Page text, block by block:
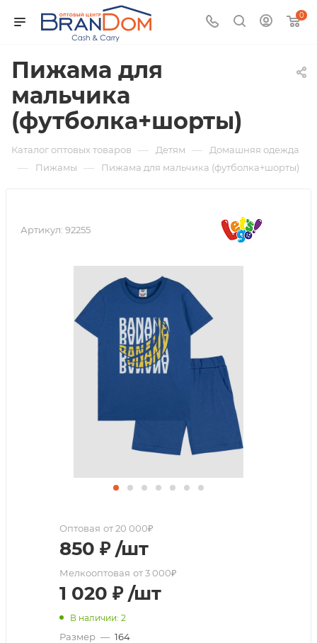
0
Пижама для
мальчика
(футболка+шорты)
Каталог оптовых товаров — Детям — Домашняя одежда
— Пижамы — Пижама для мальчика (футболка+шорты)
Артикул: 92255
Оптовая от 20 000₽
850 ₽ /шт
Мелкооптовая от 3 000₽
1 020 ₽ /шт
В наличии: 2
Размер — 164